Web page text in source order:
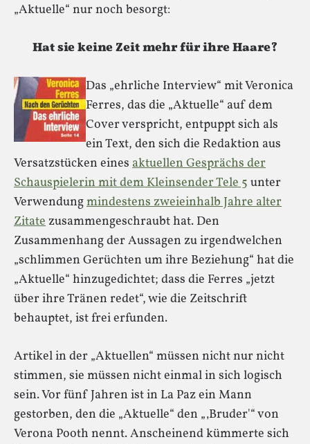
„Aktuelle“ nur noch besorgt:
Hat sie keine Zeit mehr für ihre Haare?
Das „ehrliche Interview“ mit Veronica
Ferres, das die „Aktuelle“ auf dem
Cover verspricht, entpuppt sich als
ein Text, den sich die Redaktion aus
Versatzstücken eines aktuellen Gesprächs der
Schauspielerin mit dem Kleinsender Tele 5 unter
Verwendungmindestens zweieinhalb Jahre alter
Zitate zusammengeschraubt hat. Den
Zusammenhang der Aussagen zu irgendwelchen
„schlimmen Gerüchten um ihre Beziehung“ hat die
„Aktuelle“ hinzugedichtet; dass die Ferres „jetzt
über ihre Tränen redet“, wie die Zeitschrift
behauptet, ist frei erfunden.
Artikel in der „Aktuellen“ müssen nicht nur nicht
stimmen, sie müssen nicht einmal in sich logisch
sein. Vor fünf Jahren ist in La Paz ein Mann
gestorben, den die „Aktuelle“ den „‚Bruder'“ von
Verona Pooth nennt. Anscheinend kümmerte sich